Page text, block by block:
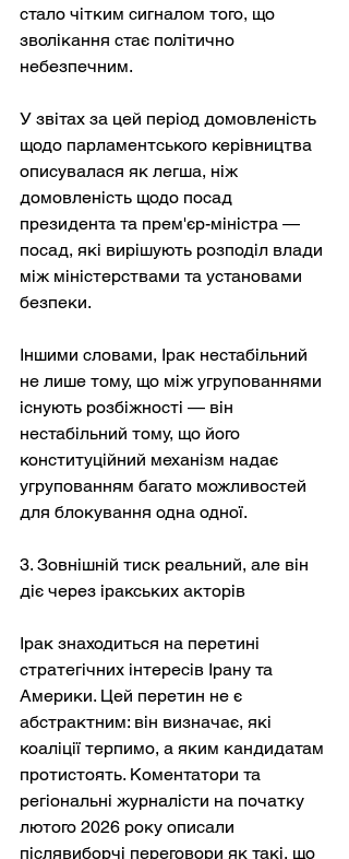
стало чітким сигналом того, що
зволікання стає політично
небезпечним.
У звітах за цей період домовленість
щодо парламентського керівництва
описувалася як легша, ніж
домовленість щодо посад
президента та прем'єр-міністра —
посад, які вирішують розподіл влади
між міністерствами та установами
безпеки.
Іншими словами, Ірак нестабільний
не лише тому, що між угрупованнями
існують розбіжності — він
нестабільний тому, що його
конституційний механізм надає
угрупованням багато можливостей
для блокування одна одної.
3. Зовнішній тиск реальний, але він
діє через іракських акторів
Ірак знаходиться на перетині
стратегічних інтересів Ірану та
Америки. Цей перетин не є
абстрактним: він визначає, які
коаліції терпимо, а яким кандидатам
протистоять. Коментатори та
регіональні журналісти на початку
лютого 2026 року описали
післявиборчі переговори як такі, що